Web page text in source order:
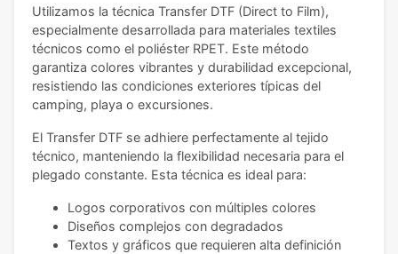
Utilizamos la técnica Transfer DTF (Direct to Film),
especialmente desarrollada para materiales textiles
técnicos como el poliéster RPET. Este método
garantiza colores vibrantes y durabilidad excepcional,
resistiendo las condiciones exteriores típicas del
camping, playa o excursiones.
El Transfer DTF se adhiere perfectamente al tejido
técnico, manteniendo la flexibilidad necesaria para el
plegado constante. Esta técnica es ideal para:
Logos corporativos con múltiples colores
Diseños complejos con degradados
Textos y gráficos que requieren alta definición